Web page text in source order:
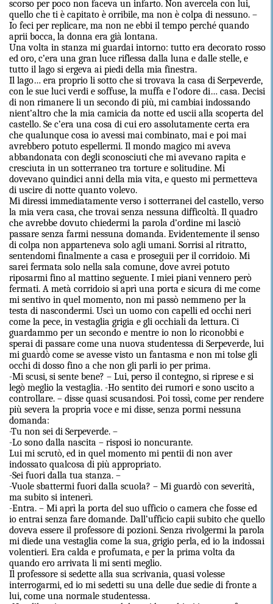
scorso per poco non faceva un infarto. Non avercela con lui,
quello che ti è capitato è orribile, ma non è colpa di nessuno. –
Io feci per replicare, ma non ne ebbi il tempo perché quando
aprii bocca, la donna era già lontana.
Una volta in stanza mi guardai intorno: tutto era decorato rosso
ed oro, c’era una gran luce riflessa dalla luna e dalle stelle, e
tutto il lago si ergeva ai piedi della mia finestra.
Il lago… era proprio li sotto che si trovava la casa di Serpeverde,
con le sue luci verdi e soffuse, la muffa e l’odore di… casa. Decisi
di non rimanere li un secondo di più, mi cambiai indossando
nient’altro che la mia camicia da notte ed uscii alla scoperta del
castello. Se c’era una cosa di cui ero assolutamente certa era
che qualunque cosa io avessi mai combinato, mai e poi mai
avrebbero potuto espellermi. Il mondo magico mi aveva
abbandonata con degli sconosciuti che mi avevano rapita e
cresciuta in un sotterraneo tra torture e solitudine. Mi
dovevano quindici anni della mia vita, e questo mi permetteva
di uscire di notte quanto volevo.
Mi diressi immediatamente verso i sotterranei del castello, verso
la mia vera casa, che trovai senza nessuna difficoltà. Il quadro
che avrebbe dovuto chiedermi la parola d’ordine mi lasciò
passare senza farmi nessuna domanda. Evidentemente il senso
di colpa non apparteneva solo agli umani. Sorrisi al ritratto,
sentendomi finalmente a casa e proseguii per il corridoio. Mi
sarei fermata solo nella sala comune, dove avrei potuto
riposarmi fino al mattino seguente. I miei piani vennero però
fermati. A metà corridoio si aprì una porta e sicura di me come
mi sentivo in quel momento, non mi passò nemmeno per la
testa di nascondermi. Uscì un uomo con capelli ed occhi neri
come la pece, in vestaglia grigia e gli occhiali da lettura. Ci
guardammo per un secondo e mentre io non lo riconobbi e
sperai di passare come una nuova studentessa di Serpeverde, lui
mi guardò come se avesse visto un fantasma e non mi tolse gli
occhi di dosso fino a che non gli parli io per prima.
-Mi scusi, si sente bene? – Lui, perso il contegno, si riprese e si
legò meglio la vestaglia. -Ho sentito dei rumori e sono uscito a
controllare. – disse quasi scusandosi. Poi tossì, come per rendere
più severa la propria voce e mi disse, senza pormi nessuna
domanda:
-Tu non sei di Serpeverde. –
-Lo sono dalla nascita – risposi io noncurante.
Lui mi scrutò, ed in quel momento mi pentii di non aver
indossato qualcosa di più appropriato.
-Sei fuori dalla tua stanza. –
-Vuole sbattermi fuori dalla scuola? – Mi guardò con severità,
ma subito si intenerì.
-Entra. – Mi aprì la porta del suo ufficio o camera che fosse ed
io entrai senza fare domande. Dall’ufficio capii subito che quello
doveva essere il professore di pozioni. Senza rivolgermi la parola
mi diede una vestaglia come la sua, grigio perla, ed io la indossai
volentieri. Era calda e profumata, e per la prima volta da
quando ero arrivata li mi senti meglio.
Il professore si sedette alla sua scrivania, quasi volesse
interrogarmi, ed io mi sedetti su una delle due sedie di fronte a
lui, come una normale studentessa.